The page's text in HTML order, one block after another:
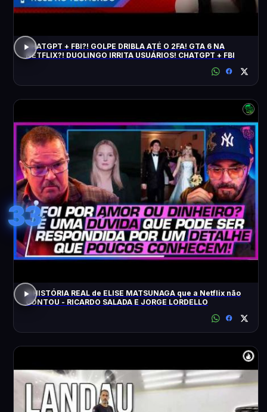
CHATGPT + FBI?! GOLPE DRIBLA ATÉ O 2FA! GTA 6 NA
NETFLIX?! DUOLINGO IRRITA USUÁRIOS! CHATGPT + FBI
33
A HISTÓRIA REAL de ELISE MATSUNAGA que a Netflix não
CONTOU - RICARDO SALADA E JORGE LORDELLO